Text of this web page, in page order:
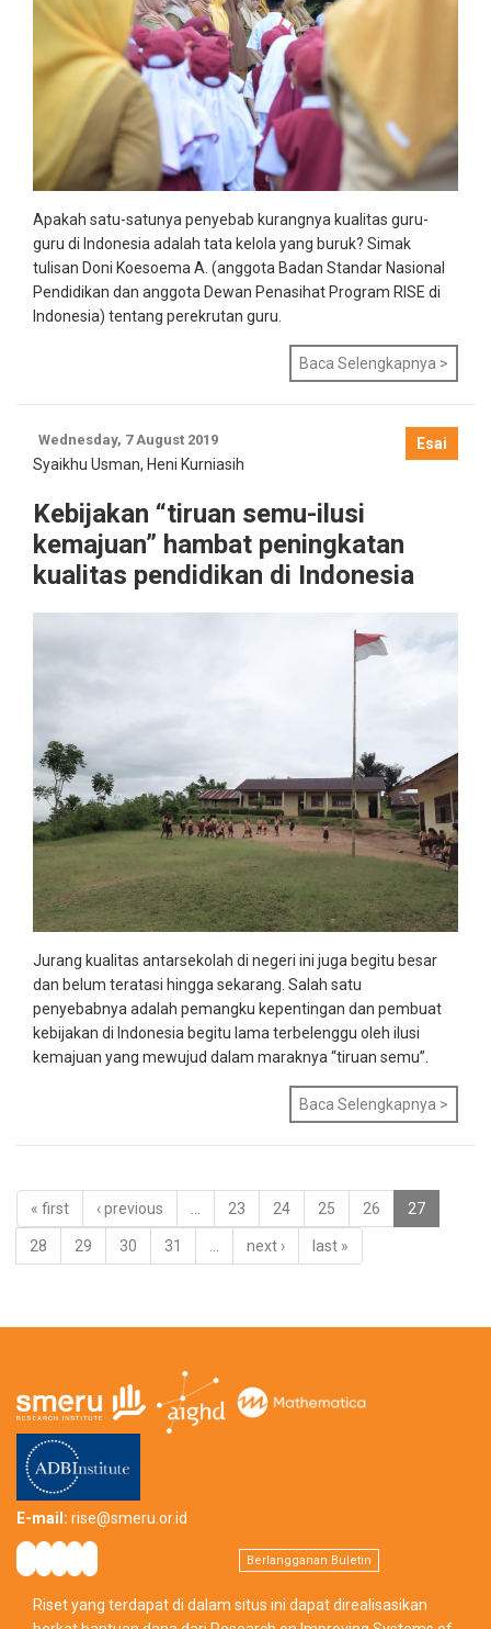
Apakah satu-satunya penyebab kurangnya kualitas guru-
guru di Indonesia adalah tata kelola yang buruk? Simak
tulisan Doni Koesoema A. (anggota Badan Standar Nasional
Pendidikan dan anggota Dewan Penasihat Program RISE di
Indonesia) tentang perekrutan guru.
Baca Selengkapnya >
Esai
Wednesday, 7 August 2019
Syaikhu Usman, Heni Kurniasih
Kebijakan “tiruan semu-ilusi
kemajuan” hambat peningkatan
kualitas pendidikan di Indonesia
Jurang kualitas antarsekolah di negeri ini juga begitu besar
dan belum teratasi hingga sekarang. Salah satu
penyebabnya adalah pemangku kepentingan dan pembuat
kebijakan di Indonesia begitu lama terbelenggu oleh ilusi
kemajuan yang mewujud dalam maraknya “tiruan semu”.
Baca Selengkapnya >
« first ‹ previous 23 24 25 26 27
28 29 30 31 next › last »
E-mail: rise@smeru.or.id
Berlangganan Buletin
Riset yang terdapat di dalam situs ini dapat direalisasikan